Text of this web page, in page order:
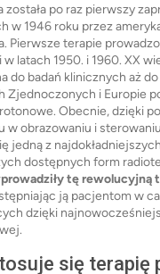
została po raz pierwszy
w 1946 roku przez
Pierwsze terapie
latach 1950. i 1960. XX
do badań klinicznych aż
Zjednoczonych i Europie
Obecnie, dzięki
w obrazowaniu i
jedną z
dostępnych form
tę rewolucyjną
ją pacjentom w
dzięki
się terapię